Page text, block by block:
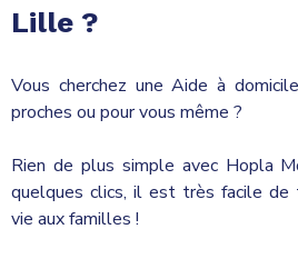
Lille ?
Vous cherchez une Aide à
proches ou pour vous même ?
Rien de plus simple avec Hopla
quelques clics, il est très facile de
vie aux familles !